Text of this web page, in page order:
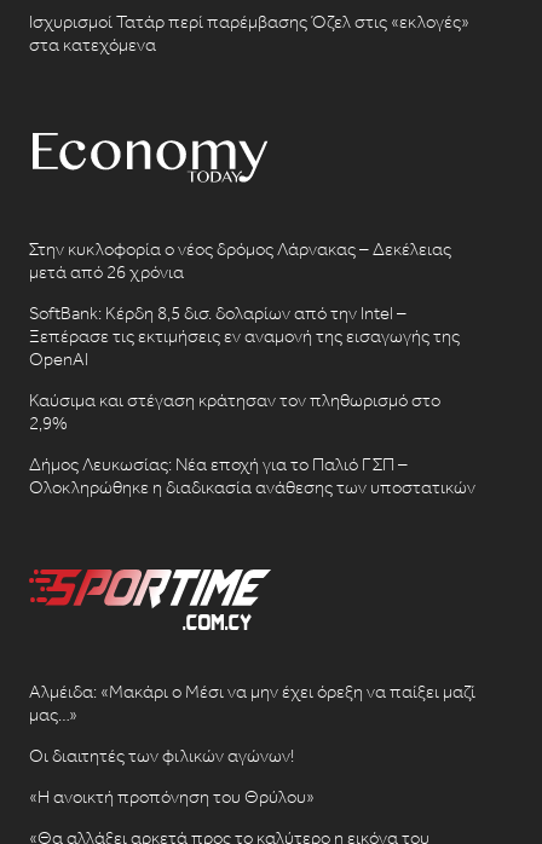
Ισχυρισμοί Τατάρ περί παρέμβασης Όζελ στις «εκλογές»
στα κατεχόμενα
Στην κυκλοφορία ο νέος δρόμος Λάρνακας – Δεκέλειας
μετά από 26 χρόνια
SoftBank: Κέρδη 8,5 δισ. δολαρίων από την Intel –
Ξεπέρασε τις εκτιμήσεις εν αναμονή της εισαγωγής της
OpenAI
Καύσιμα και στέγαση κράτησαν τον πληθωρισμό στο
2,9%
Δήμος Λευκωσίας: Νέα εποχή για το Παλιό ΓΣΠ –
Ολοκληρώθηκε η διαδικασία ανάθεσης των υποστατικών
Αλμέιδα: «Μακάρι ο Μέσι να μην έχει όρεξη να παίξει μαζί
μας…»
Οι διαιτητές των φιλικών αγώνων!
«Η ανοικτή προπόνηση του Θρύλου»
«Θα αλλάξει αρκετά προς το καλύτερο η εικόνα του